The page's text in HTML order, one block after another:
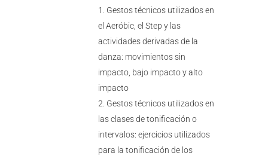
Gestos técnicos utilizados en
el Aeróbic, el Step y las
actividades derivadas de la
danza: movimientos sin
impacto, bajo impacto y alto
impacto
Gestos técnicos utilizados en
las clases de tonificación o
intervalos: ejercicios utilizados
para la tonificación de los